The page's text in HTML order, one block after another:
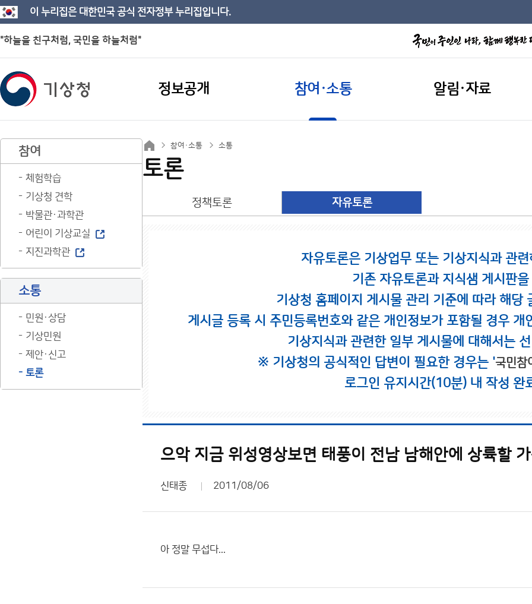
이 누리집은 대한민국 공식 전자정부 누리집입니다.
"하늘을 친구처럼, 국민을 하늘처럼"
정보공개 참여·소통 알림·자료
참여
체험학습
기상청 견학
박물관·과학관
어린이 기상교실
지진과학관
소통
민원·상담
기상민원
제안·신고
토론
참여·소통 소통
토론
정책토론 자유토론
자유토론은 기상업무 또는 기상지식과 관
기존 자유토론과 지식샘 게시판
기상청 홈페이지 게시물 관리 기준에 따라 해당
게시글 등록 시 주민등록번호와 같은 개인정보가 포함될 경우
기상지식과 관련한 일부 게시물에 대해서는
※ 기상청의 공식적인 답변이 필요한 경우는 '국민참
로그인 유지시간(10분) 내 작성 완
으악 지금 위성영상보면 태풍이 전남 남해안에 상륙할
신태종 2011/08/06
아 정말 무섭다...